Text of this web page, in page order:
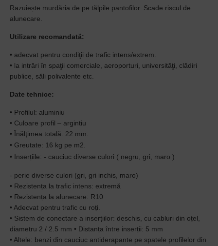
Razuiește murdăria de pe tălpile pantofilor. Scade riscul de
alunecare
Utilizare recomandată:
• adecvat pentru condiţii de trafic intens/extrem.
• la intrări în spaţii comerciale, aeroporturi, universităţi, clădiri
publice, săli polivalente etc.
Date tehnice:
• Profilul: aluminiu
• Culoare profil – argintiu
• Înălţimea totală: 22 mm.
• Greutate: 1 6 kg pe m2.
• Inserțiile: - cauciuc diverse culori ( negru, gri, maro )
- perie diverse culori (gri, gri inchis, maro)
• Rezistența la trafic intens: extremă
• Rezistența la alunecare: R10
• Adecvat pentru trafic cu roți.
• Sistem de conectare a inserțiilor: deschis, cu cabluri din oțel,
diametru 2 / 2.5 mm • Distanța între inserții: 5 mm
• Altele: benzi din cauciuc antiderapante pe spatele profilelor din